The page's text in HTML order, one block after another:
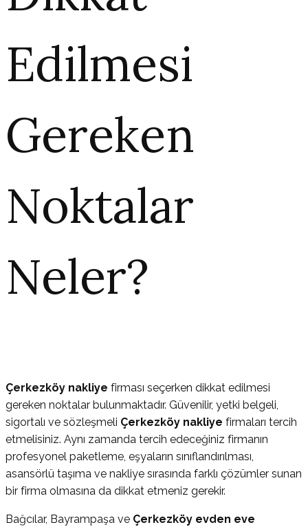
Edilmesi
Gereken
Noktalar
Neler?
Çerkezköy nakliye firması seçerken dikkat edilmesi
gereken noktalar bulunmaktadır. Güvenilir, yetki belgeli,
sigortalı ve sözleşmeli Çerkezköy nakliye firmaları tercih
etmelisiniz. Aynı zamanda tercih edeceğiniz firmanın
profesyonel paketleme, eşyaların sınıflandırılması,
asansörlü taşıma ve nakliye sırasında farklı çözümler sunan
bir firma olmasına da dikkat etmeniz gerekir.
Bağcılar, Bayrampaşa ve Çerkezköy evden eve